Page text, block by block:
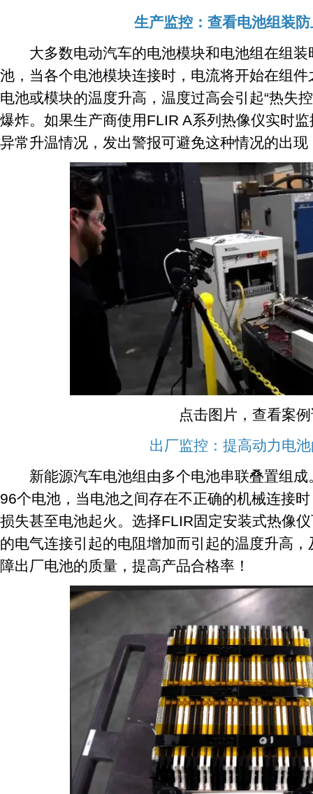
生产监控：查看电池组装
大多数电动汽车的电池模块和电池组在组装
池，当各个电池模块连接时，电流将开始在组
电池或模块的温度升高，温度过高会引起“热失
爆炸。如果生产商使用FLIR A系列热像仪实时
异常升温情况，发出警报可避免这种情况的出现
点击图片，查看案例
出厂监控：提高动力电
新能源汽车电池组由多个电池串联叠置组成
96个电池，当电池之间存在不正确的机械连接
损失甚至电池起火。选择FLIR固定安装式热像
的电气连接引起的电阻增加而引起的温度升高
障出厂电池的质量，提高产品合格率！